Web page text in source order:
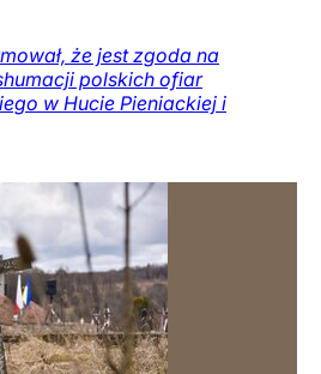
że jest zgoda na
polskich ofiar
w Hucie Pieniackiej i